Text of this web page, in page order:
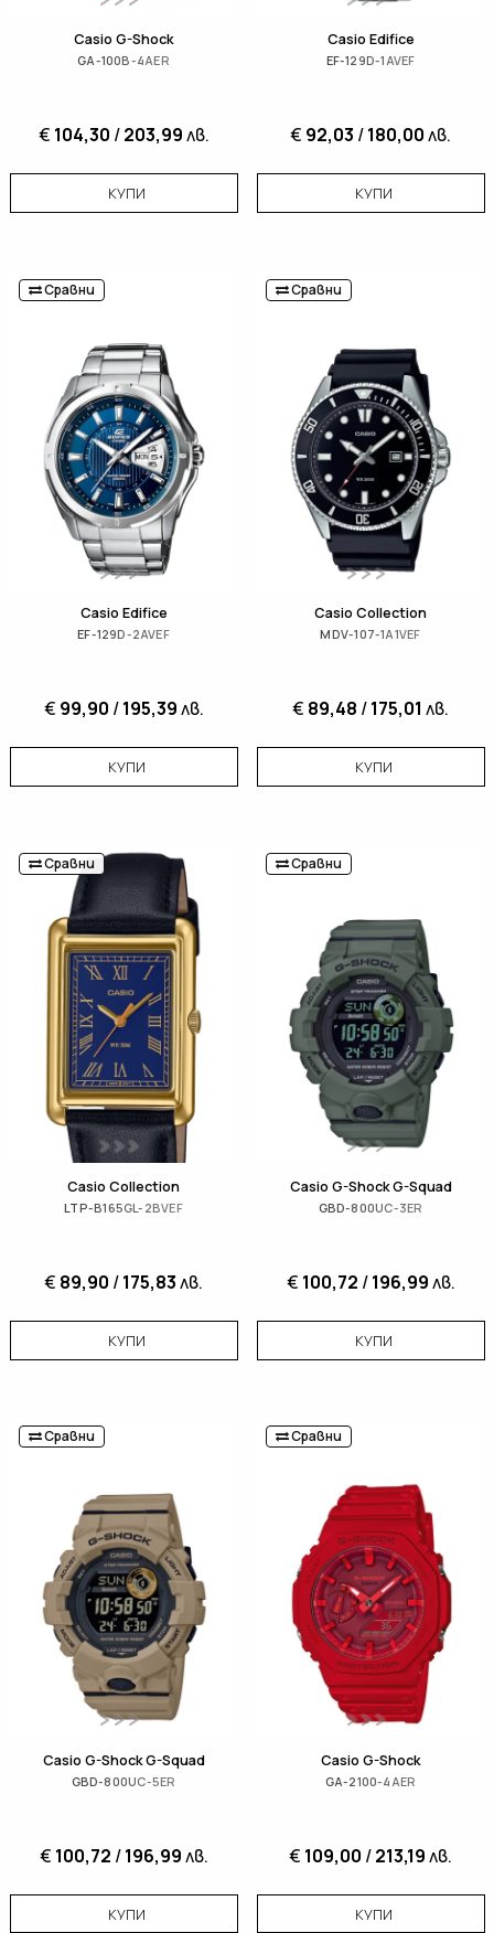
Casio G-Shock
GA-100B-4AER
€ 104,30 /203,99лв.
КУПИ
Casio Edifice
EF-129D-1AVEF
€ 92,03 /180,00лв.
КУПИ
Сравни
Casio Edifice
EF-129D-2AVEF
€ 99,90 /195,39лв.
КУПИ
Сравни
Casio Collection
MDV-107-1A1VEF
€ 89,48 /175,01 лв.
КУПИ
Сравни
Casio Collection
LTP-B165GL-2BVEF
€ 89,90 /175,83лв.
КУПИ
Сравни
Casio G-Shock G-Squad
GBD-800UC-3ER
€ 100,72 /196,99лв.
КУПИ
Сравни
Casio G-Shock G-Squad
GBD-800UC-5ER
€ 100,72 /196,99лв.
КУПИ
Сравни
Casio G-Shock
GA-2100-4AER
€ 109,00 /213,19лв.
КУПИ